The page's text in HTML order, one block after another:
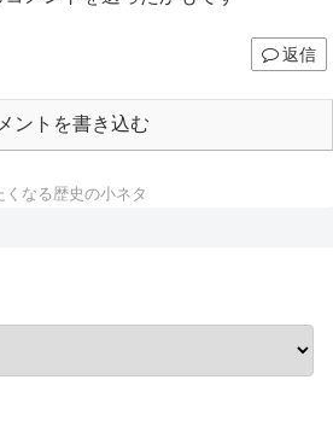
返信
ントを書き込む
くなる歴史の小ネタ